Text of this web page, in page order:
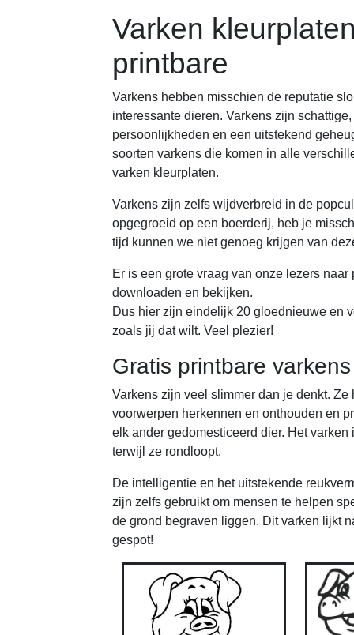
Varken
printbare
Varkens hebben misschien de reputatie
interessante dieren. Varkens zijn
persoonlijkheden en een uitstekend
soorten varkens die komen in alle
varken kleurplaten.
Varkens zijn zelfs wijdverbreid in de
opgegroeid op een boerderij, heb je
tijd kunnen we niet genoeg krijgen van
Er is een grote vraag van onze lezers
downloaden en bekijken.
Dus hier zijn eindelijk 20 gloednieuwe en
zoals jij dat wilt. Veel plezier!
Gratis printbare
Varkens zijn veel slimmer dan je denkt.
voorwerpen herkennen en onthouden en
elk ander gedomesticeerd dier. Het
terwijl ze rondloopt.
De intelligentie en het uitstekende
zijn zelfs gebruikt om mensen te helpen
de grond begraven liggen. Dit varken lijkt
gespot!